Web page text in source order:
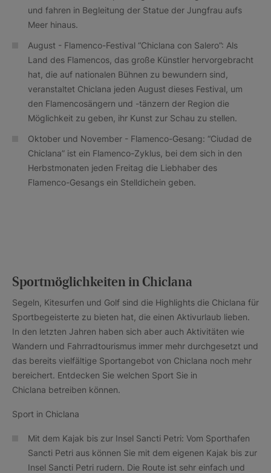
und fahren in Begleitung der Statue der Jungfrau aufs
Meer hinaus.
August - Flamenco-Festival “Chiclana con Salero”: Als
Land des Flamencos, das große Künstler hervorgebracht
hat, die auf nationalen Bühnen zu bewundern sind,
veranstaltet Chiclana jeden August dieses Festival, um
den Flamencosängern und -tänzern der Region die
Möglichkeit zu geben, ihr Kunst zur Schau zu stellen.
Oktober und November - Flamenco-Gesang: “Ciudad de
Chiclana” ist ein Flamenco-Zyklus, bei dem sich in den
Herbstmonaten jeden Freitag die Liebhaber des
Flamenco-Gesangs ein Stelldichein geben.
Sportmöglichkeiten in Chiclana
Segeln, Kitesurfen und Golf sind die Highlights die Chiclana für
Sportbegeisterte zu bieten hat, die einen Aktivurlaub lieben.
In den letzten Jahren haben sich aber auch Aktivitäten wie
Wandern und Fahrradtourismus immer mehr durchgesetzt und
das bereits vielfältige Sportangebot von Chiclana noch mehr
bereichert. Entdecken Sie welchen Sport Sie in
Chiclana betreiben können.
Sport in Chiclana
Mit dem Kajak bis zur Insel Sancti Petri: Vom Sporthafen
Sancti Petri aus können Sie mit dem eigenen Kajak bis zur
Insel Sancti Petri rudern. Die Route ist sehr einfach und